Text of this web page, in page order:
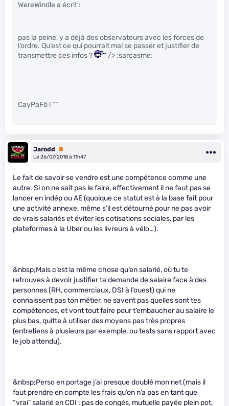
WereWindle a écrit :
pas la peine, y a déjà des observateurs avec les forces de
l’ordre. Qu’est ce qui pourrait mal se passer et justifier de
transmettre ces infos ?
" /> :sarcasme:
CayPaFô ! ^^
Jarodd
Premium
Le 26/07/2018 à 11h47
Le fait de savoir se vendre est une compétence comme une
autre. Si on ne sait pas le faire, effectivement il ne faut pas se
lancer en indép ou AE (quoique ce statut est à la base fait pour
une activité annexe, même s’il est détourné pour ne pas avoir
de vrais salariés et éviter les cotisations sociales, par les
plateformes à la Uber ou les livreurs à vélo…).
&nbsp;Mais c’est la même chose qu’en salarié, où tu te
retrouves à devoir justifier ta demande de salaire face à des
personnes (RH, commerciaux, DSI à l’ouest) qui ne
connaissent pas ton métier, ne savent pas quelles sont tes
compétences, et vont tout faire pour t’embaucher au salaire le
plus bas, quitte à utiliser des moyens pas très propres
(entretiens à plusieurs par exemple, ou tests sans rapport avec
le job attendu).
&nbsp;Perso en portage j’ai presque doublé mon net (mais il
faut prendre en compte les frais qu’on n’a pas en tant que
“vrai” salarié en CDI : pas de congés, mutuelle payée plein pot,